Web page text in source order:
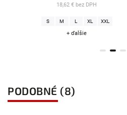
18,62 € bez DPH
M XXL
+ ďalšie
PODOBNÉ (8)